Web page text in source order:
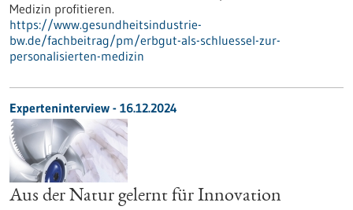
Medizin profitieren.
https://www.gesundheitsindustrie-
bw.de/fachbeitrag/pm/erbgut-als-schluessel-zur-
personalisierten-medizin
Experteninterview - 16.12.2024
Aus der Natur gelernt für Innovation